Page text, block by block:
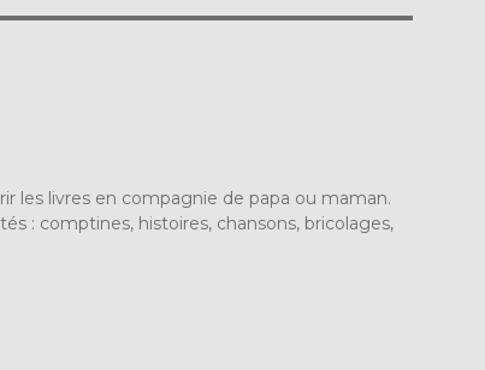
les livres en compagnie de papa ou maman.
: comptines, histoires, chansons, bricolages,